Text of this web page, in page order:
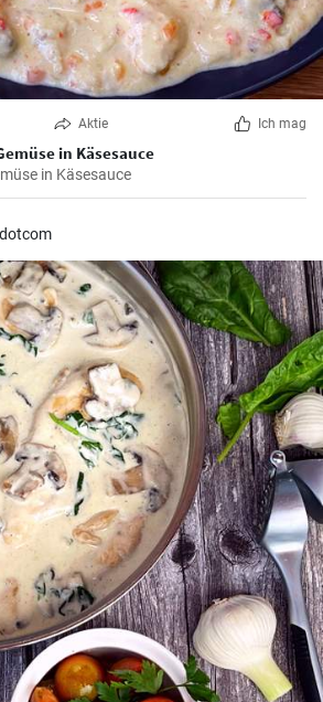
Aktie Ich mag
in Käsesauce
in Käsesauce